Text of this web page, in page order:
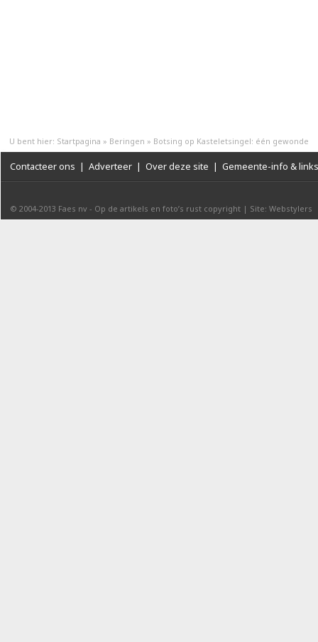
U bent hier: Startpagina » Beringen » Botsing op Kasteletsingel: één gewonde
Contacteer ons | Adverteer | Over deze site | Gemeente-info & links
© 2004-2013 Faes nv - Op de artikels en foto’s rust copyright | Site: Webstylers